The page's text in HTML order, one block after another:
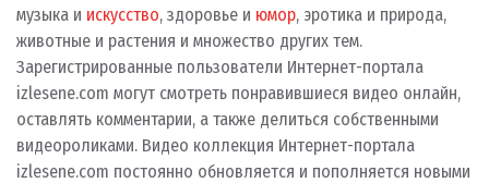
музыка и искусство, здоровье и юмор, эротика и природа,
животные и растения и множество других тем.
Зарегистрированные пользователи Интернет-портала
izlesene.com могут смотреть понравившиеся видео онлайн,
оставлять комментарии, а также делиться собственными
видеороликами. Видео коллекция Интернет-портала
izlesene.com постоянно обновляется и пополняется новыми